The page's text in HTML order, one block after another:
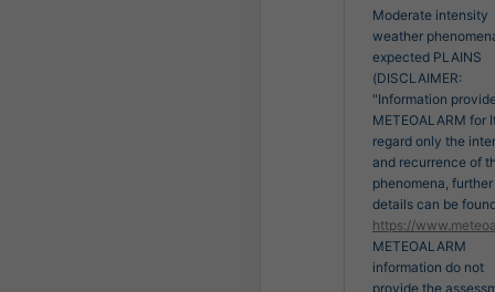
Moderate intensity
weather
expected PLAINS
(DISCLAIMER:
"Information
METEOALARM for
regard only the
and recurrence of
phenomena, further
details can be
https://
METEOALARM
information do not
provide the